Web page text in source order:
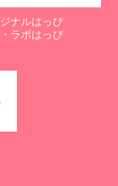
ナルはっぴ
ラボはっぴ